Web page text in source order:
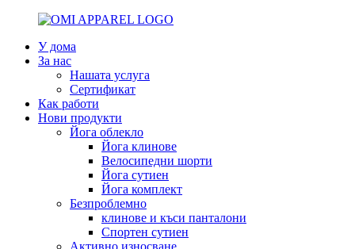
У дома
За нас
Нашата услуга
Сертификат
Как работи
Нови продукти
Йога облекло
Йога клинове
Велосипедни шорти
Йога сутиен
Йога комплект
Безпроблемно
клинове и къси панталони
Спортен сутиен
Активно износване